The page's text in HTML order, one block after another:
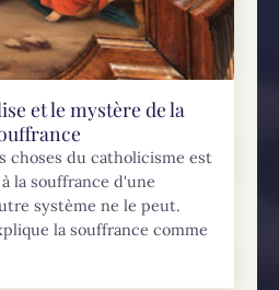
et le mystère de la
choses du catholicisme est
la souffrance d'une
système ne le peut.
la souffrance comme